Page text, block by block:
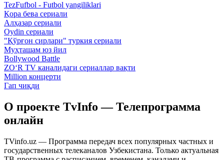
TezFufbol - Futbol yangiliklari
Қора бева сериали
Алҳазар сериали
Oydin сериали
"Қўрғон сирлари" туркия сериали
Муҳташам юз йил
Bollywood Battle
ZO‘R TV каналидаги сериаллар вақти
Million концерти
Гап чиқди
О проекте TvInfo — Телепрограмма
онлайн
TVinfo.uz — Программа передач всех популярных частных и
государственных телеканалов Узбекистана. Только актуальная